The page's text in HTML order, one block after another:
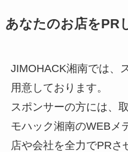
あなたのお店をPR
JIMOHACK湘南では、
用意しております。
スポンサーの方には、
モハック湘南のWEBメ
店や会社を全力でPRさ